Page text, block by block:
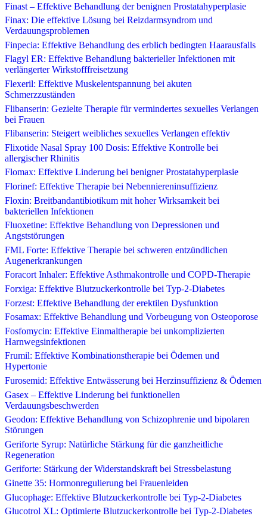
Finast – Effektive Behandlung der benignen Prostatahyperplasie
Finax: Die effektive Lösung bei Reizdarmsyndrom und
Verdauungsproblemen
Finpecia: Effektive Behandlung des erblich bedingten Haarausfalls
Flagyl ER: Effektive Behandlung bakterieller Infektionen mit
verlängerter Wirkstofffreisetzung
Flexeril: Effektive Muskelentspannung bei akuten
Schmerzzuständen
Flibanserin: Gezielte Therapie für vermindertes sexuelles Verlangen
bei Frauen
Flibanserin: Steigert weibliches sexuelles Verlangen effektiv
Flixotide Nasal Spray 100 Dosis: Effektive Kontrolle bei
allergischer Rhinitis
Flomax: Effektive Linderung bei benigner Prostatahyperplasie
Florinef: Effektive Therapie bei Nebenniereninsuffizienz
Floxin: Breitbandantibiotikum mit hoher Wirksamkeit bei
bakteriellen Infektionen
Fluoxetine: Effektive Behandlung von Depressionen und
Angststörungen
FML Forte: Effektive Therapie bei schweren entzündlichen
Augenerkrankungen
Foracort Inhaler: Effektive Asthmakontrolle und COPD-Therapie
Forxiga: Effektive Blutzuckerkontrolle bei Typ-2-Diabetes
Forzest: Effektive Behandlung der erektilen Dysfunktion
Fosamax: Effektive Behandlung und Vorbeugung von Osteoporose
Fosfomycin: Effektive Einmaltherapie bei unkomplizierten
Harnwegsinfektionen
Frumil: Effektive Kombinationstherapie bei Ödemen und
Hypertonie
Furosemid: Effektive Entwässerung bei Herzinsuffizienz & Ödemen
Gasex – Effektive Linderung bei funktionellen
Verdauungsbeschwerden
Geodon: Effektive Behandlung von Schizophrenie und bipolaren
Störungen
Geriforte Syrup: Natürliche Stärkung für die ganzheitliche
Regeneration
Geriforte: Stärkung der Widerstandskraft bei Stressbelastung
Ginette 35: Hormonregulierung bei Frauenleiden
Glucophage: Effektive Blutzuckerkontrolle bei Typ-2-Diabetes
Glucotrol XL: Optimierte Blutzuckerkontrolle bei Typ-2-Diabetes